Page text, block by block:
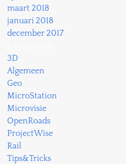
maart 2018
januari 2018
december 2017
3D
Algemeen
Geo
MicroStation
Microvisie
OpenRoads
ProjectWise
Rail
Tips&Tricks